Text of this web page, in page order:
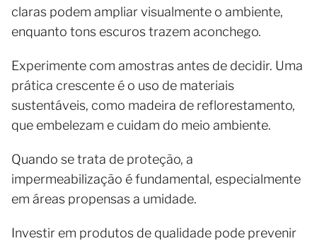
claras podem ampliar visualmente o ambiente,
enquanto tons escuros trazem aconchego.
Experimente com amostras antes de decidir. Uma
prática crescente é o uso de materiais
sustentáveis, como madeira de reflorestamento,
que embelezam e cuidam do meio ambiente.
Quando se trata de proteção, a
impermeabilização é fundamental, especialmente
em áreas propensas a umidade.
Investir em produtos de qualidade pode prevenir